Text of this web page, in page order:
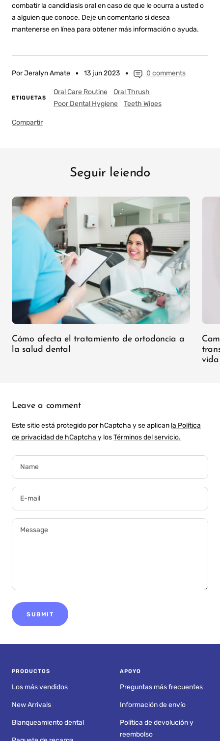
Por Jeralyn Amate 13 jun 2023 0 comments
ETIQUETAS
Oral Care Routine
Oral Thrush
Poor Dental Hygiene
Teeth Wipes
Compartir
combatir la candidiasis oral en caso de que le ocurra a usted o
a alguien que conoce. Deje un comentario si desea
mantenerse en línea para obtener más información o ayuda.
Seguir leiendo
Cómo afecta el tratamiento de ortodoncia a
la salud dental
vida
Leave a comment
Este sitio está protegido por hCaptcha y se aplican la Política
de privacidad de hCaptcha y losTérminos del servicio.
Name
E-mail
Message
SUBMIT
PRODUCTOS
Los más vendidos
New Arrivals
Blanqueamiento dental
APOYO
Preguntas más frecuentes
Información de envío
Política de devolución y
reembolso